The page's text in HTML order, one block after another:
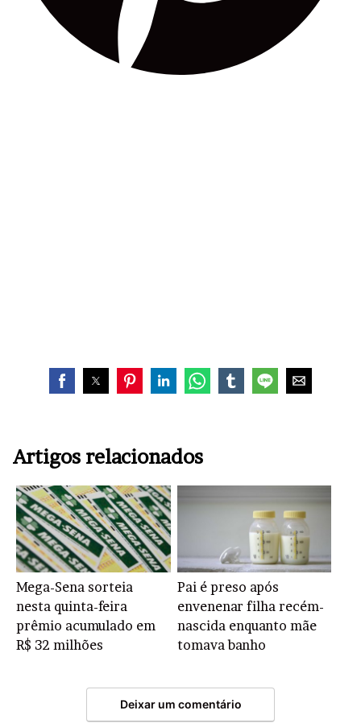
Artigos relacionados
Mega-Sena sorteia
nesta quinta-feira
prêmio acumulado em
R$ 32 milhões
Pai é preso após
envenenar filha recém-
nascida enquanto mãe
tomava banho
Deixar um comentário